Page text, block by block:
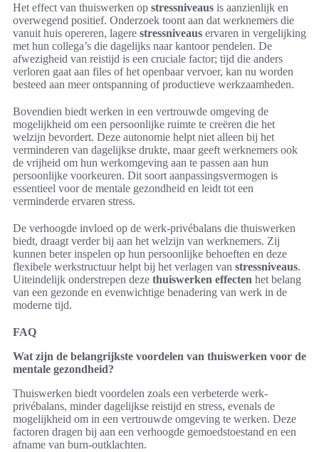
Het effect van thuiswerken op stressniveaus is aanzienlijk en
overwegend positief. Onderzoek toont aan dat werknemers die
vanuit huis opereren, lagere stressniveaus ervaren in vergelijking
met hun collega’s die dagelijks naar kantoor pendelen. De
afwezigheid van reistijd is een cruciale factor; tijd die anders
verloren gaat aan files of het openbaar vervoer, kan nu worden
besteed aan meer ontspanning of productieve werkzaamheden.
Bovendien biedt werken in een vertrouwde omgeving de
mogelijkheid om een persoonlijke ruimte te creëren die het
welzijn bevordert. Deze autonomie helpt niet alleen bij het
verminderen van dagelijkse drukte, maar geeft werknemers ook
de vrijheid om hun werkomgeving aan te passen aan hun
persoonlijke voorkeuren. Dit soort aanpassingsvermogen is
essentieel voor de mentale gezondheid en leidt tot een
verminderde ervaren stress.
De verhoogde invloed op de werk-privébalans die thuiswerken
biedt, draagt verder bij aan het welzijn van werknemers. Zij
kunnen beter inspelen op hun persoonlijke behoeften en deze
flexibele werkstructuur helpt bij het verlagen van stressniveaus.
Uiteindelijk onderstrepen deze thuiswerken effecten het belang
van een gezonde en evenwichtige benadering van werk in de
moderne tijd.
FAQ
Wat zijn de belangrijkste voordelen van thuiswerken voor de
mentale gezondheid?
Thuiswerken biedt voordelen zoals een verbeterde werk-
privébalans, minder dagelijkse reistijd en stress, evenals de
mogelijkheid om in een vertrouwde omgeving te werken. Deze
factoren dragen bij aan een verhoogde gemoedstoestand en een
afname van burn-outklachten.